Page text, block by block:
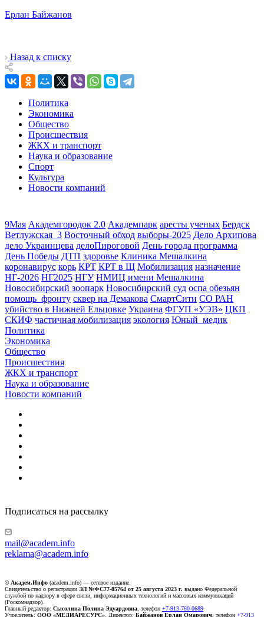
Ерлан Байжанов
Назад к списку
Политика
Экономика
Общество
Происшествия
ЖКХ и транспорт
Наука и образование
Спорт
Культура
Новости компаний
9Мая Академгородок 2.0 Академпарк аресты ученых Бердск
Ветлужская_3 Восточный обход выборы-2025 Дело Архипова
дело Украинцева делоПироговой День города программа
День Победы ДТП здоровье Клиника Мешалкина
коронавирус корь КРТ КРТ в Щ Мобилизация назначение
НГ-2026 НГ2025 НГУ НМИЦ имени Мешалкина
Новосибирский зоопарк Новосибирский суд оспа обезьян
помощь_фронту сквер на Демакова СмартСити СО РАН
убийство в Нижней Ельцовке Украина ФГУП «УЭВ» ЦКП
СКИФ частичная мобилизация экология Юный_медик
Политика
Экономика
Общество
Происшествия
ЖКХ и транспорт
Наука и образование
Новости компаний
Подписаться на рассылку
mail@academ.info
reklama@academ.info
© Академ.Инфо (academ.info) — сетевое издание.
Свидетельство о регистрации ЭЛ №ФС77-85764 от 25 августа 2023 г. выдано Федеральной
службой по надзору в сфере связи, информационных технологий и массовых коммуникаций
(Роскомнадзор).
Главный редактор: Сысолина Полина Эдуардовна , телефон +7-913-760-0689
Учредитель: ООО «МЕДИАРЕСУРС» . Директор: Байжанов Ерлан Омарович , телефон +7-913